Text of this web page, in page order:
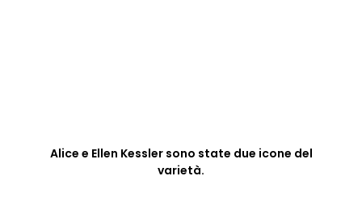
Alice e Ellen Kessler sono state due icone del
varietà.